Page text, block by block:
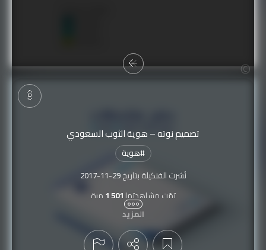
تصميم نوته – هوية الثوب السعودي
#هوية
نُشرت الفنكيلة بتاريخ2017-11-29
تمّت مشاهدتها 1,501 مرة
المزيد